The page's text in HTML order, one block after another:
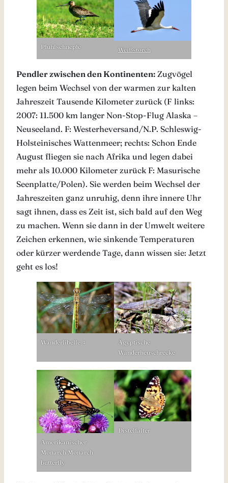
Pfuhlschnepfe Weißstorch
Pendler zwischen den Kontinenten: Zugvögel
legen beim Wechsel von der warmen zur kalten
Jahreszeit Tausende Kilometer zurück (F links:
2007: 11.500 km langer Non-Stop-Flug Alaska –
Neuseeland. F: Westerheversand/N.P. Schleswig-
Holsteinisches Wattenmeer; rechts: Schon Ende
August fliegen sie nach Afrika und legen dabei
mehr als 10.000 Kilometer zurück F: Masurische
Seenplatte/Polen). Sie werden beim Wechsel der
Jahreszeiten ganz unruhig, denn ihre innere Uhr
sagt ihnen, dass es Zeit ist, sich bald auf den Weg
zu machen. Wenn sie dann in der Umwelt weitere
Zeichen erkennen, wie sinkende Temperaturen
oder kürzer werdende Tage, dann wissen sie: Jetzt
geht es los!
Wanderlibelle ♀
Ägyptische
Wanderheuschrecke
Amerikanischer
Monarch Monarch
butterfly
Distelfalter